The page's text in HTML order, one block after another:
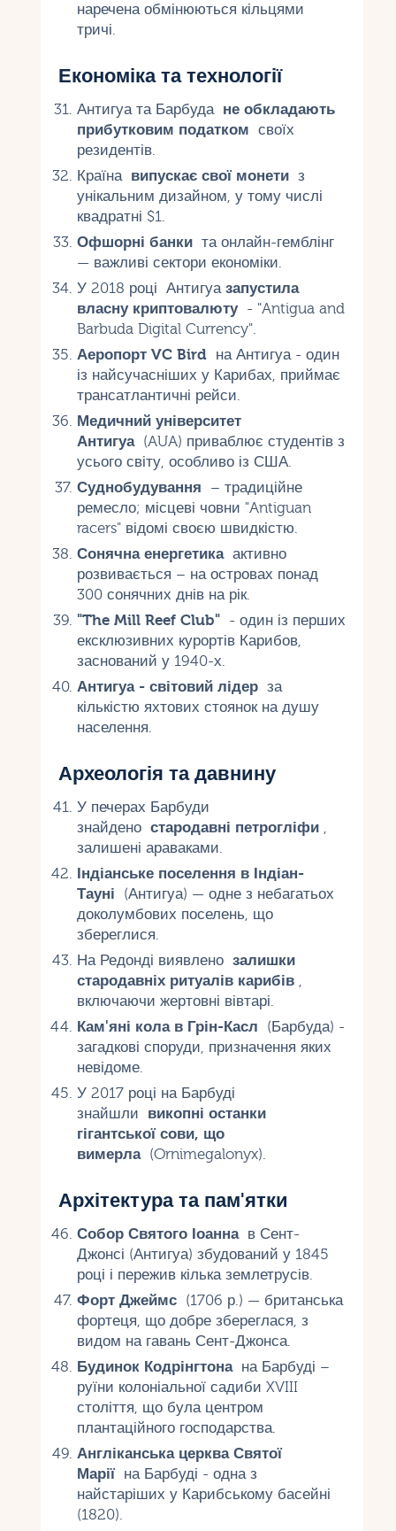
наречена обмінюються кільцями
тричі.
Економіка та технології
Антигуа та Барбуда не обкладають
прибутковим податком своїх
резидентів.
Країна випускає свої монетиз
унікальним дизайном, у тому числі
квадратні $1.
Офшорні банкита онлайн-гемблінг
— важливі сектори економіки.
У 2018 році Антигуа запустила
власну криптовалюту- "Antigua and
Barbuda Digital Currency".
Аеропорт VC Birdна Антигуа - один
із найсучасніших у Карибах, приймає
трансатлантичні рейси.
Медичний університет
Антигуа(AUA) приваблює студентів з
усього світу, особливо із США.
Суднобудування – традиційне
ремесло; місцеві човни "Antiguan
racers" відомі своєю швидкістю.
Сонячна енергетикаактивно
розвивається – на островах понад
300 сонячних днів на рік.
"The Mill Reef Club"- один із перших
ексклюзивних курортів Карибов,
заснований у 1940-х.
Антигуа - світовий лідерза
кількістю яхтових стоянок на душу
населення.
Археологія та давнину
У печерах Барбуди
знайдено стародавні петрогліфи,
залишені араваками.
Індіанське поселення в Індіан-
Тауні (Антигуа) — одне з небагатьох
доколумбових поселень, що
збереглися.
На Редонді виявлено залишки
стародавніх ритуалів карибів,
включаючи жертовні вівтарі.
Кам'яні кола в Грін-Касл (Барбуда) -
загадкові споруди, призначення яких
невідоме.
У 2017 році на Барбуді
знайшли викопні останки
гігантської сови, що
вимерла(Ornimegalonyx).
Архітектура та пам'ятки
Собор Святого Іоаннав Сент-
Джонсі (Антигуа) збудований у 1845
році і пережив кілька землетрусів.
Форт Джеймс(1706 р.) — британська
фортеця, що добре збереглася, з
видом на гавань Сент-Джонса.
Будинок Кодрінгтонана Барбуді –
руїни колоніальної садиби XVIII
століття, що була центром
плантаційного господарства.
Англіканська церква Святої
Маріїна Барбуді - одна з
найстаріших у Карибському басейні
(1820).